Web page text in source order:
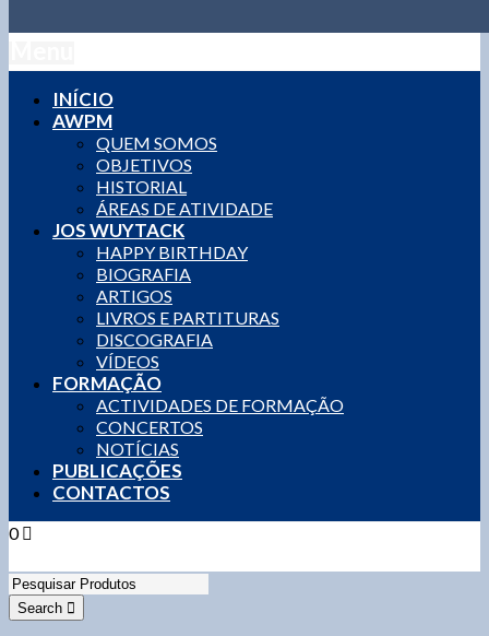
INÍCIO
AWPM
QUEM SOMOS
OBJETIVOS
HISTORIAL
ÁREAS DE ATIVIDADE
JOS WUYTACK
HAPPY BIRTHDAY
BIOGRAFIA
ARTIGOS
LIVROS E PARTITURAS
DISCOGRAFIA
VÍDEOS
FORMAÇÃO
ACTIVIDADES DE FORMAÇÃO
CONCERTOS
NOTÍCIAS
PUBLICAÇÕES
CONTACTOS
0
Search